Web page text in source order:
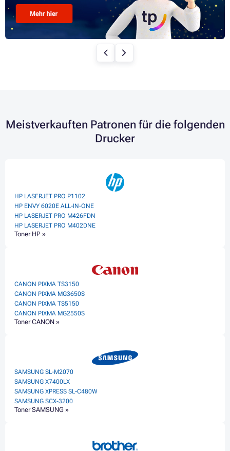
Meistverkauften Patronen für die folgenden
Drucker
HP LASERJET PRO P1102
HP ENVY 6020E ALL-IN-ONE
HP LASERJET PRO M426FDN
HP LASERJET PRO M402DNE
Toner HP »
CANON PIXMA TS3150
CANON PIXMA MG3650S
CANON PIXMA TS5150
CANON PIXMA MG2550S
Toner CANON »
SAMSUNG SL-M2070
SAMSUNG X7400LX
SAMSUNG XPRESS SL-C480W
SAMSUNG SCX-3200
Toner SAMSUNG »